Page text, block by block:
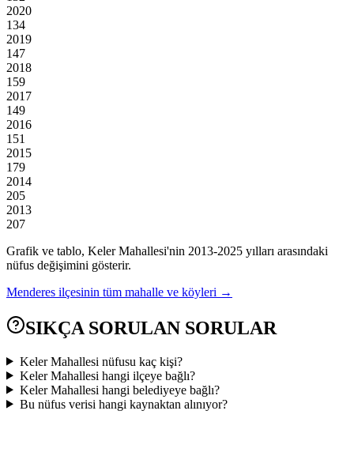
2020
134
2019
147
2018
159
2017
149
2016
151
2015
179
2014
205
2013
207
Grafik ve tablo, KelerMahallesi'nin 2013-2025 yılları arasındaki
nüfus değişimini gösterir.
Menderes ilçesinin tüm mahalle ve köyleri →
SIKÇA SORULAN SORULAR
Keler Mahallesi nüfusu kaç kişi?
Keler Mahallesi hangi ilçeye bağlı?
Keler Mahallesi hangi belediyeye bağlı?
Bu nüfus verisi hangi kaynaktan alınıyor?